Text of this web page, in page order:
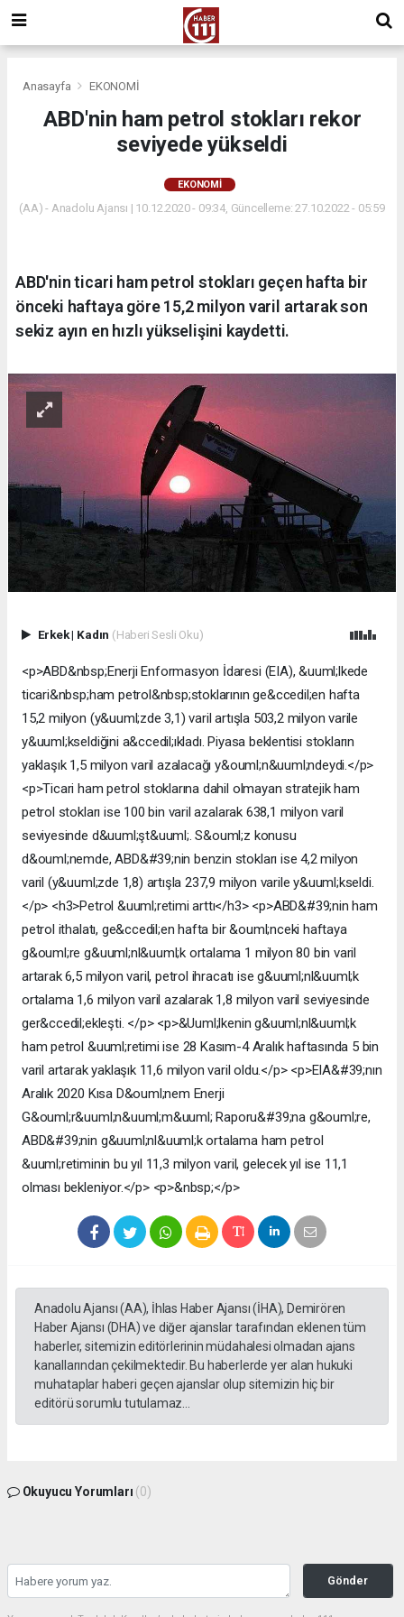
Anasayfa EKONOMİ
ABD'nin ham petrol stokları rekor
seviyede yükseldi
EKONOMİ
(AA) - Anadolu Ajansı | 10.12.2020 - 09:34, Güncelleme: 27.10.2022 - 05:59
ABD'nin ticari ham petrol stokları geçen hafta bir
önceki haftaya göre 15,2 milyon varil artarak son
sekiz ayın en hızlı yükselişini kaydetti.
Erkek| Kadın (Haberi Sesli Oku)
<p>ABD&nbsp;Enerji Enformasyon İdaresi (EIA), &uuml;lkede
ticari&nbsp;ham petrol&nbsp;stoklarının ge&ccedil;en hafta
15,2 milyon (y&uuml;zde 3,1) varil artışla 503,2 milyon varile
y&uuml;kseldiğini a&ccedil;ıkladı. Piyasa beklentisi stokların
yaklaşık 1,5 milyon varil azalacağı y&ouml;n&uuml;ndeydi.</p>
<p>Ticari ham petrol stoklarına dahil olmayan stratejik ham
petrol stokları ise 100 bin varil azalarak 638,1 milyon varil
seviyesinde d&uuml;şt&uuml;. S&ouml;z konusu
d&ouml;nemde, ABD&#39;nin benzin stokları ise 4,2 milyon
varil (y&uuml;zde 1,8) artışla 237,9 milyon varile y&uuml;kseldi.
</p> <h3>Petrol &uuml;retimi arttı</h3> <p>ABD&#39;nin ham
petrol ithalatı, ge&ccedil;en hafta bir &ouml;nceki haftaya
g&ouml;re g&uuml;nl&uuml;k ortalama 1 milyon 80 bin varil
artarak 6,5 milyon varil, petrol ihracatı ise g&uuml;nl&uuml;k
ortalama 1,6 milyon varil azalarak 1,8 milyon varil seviyesinde
ger&ccedil;ekleşti. ​​​​​​​</p> <p>&Uuml;lkenin g&uuml;nl&uuml;k
ham petrol &uuml;retimi ise 28 Kasım-4 Aralık haftasında 5 bin
varil artarak yaklaşık 11,6 milyon varil oldu.</p> <p>EIA&#39;nın
Aralık 2020 Kısa D&ouml;nem Enerji
G&ouml;r&uuml;n&uuml;m&uuml; Raporu&#39;na g&ouml;re,
ABD&#39;nin g&uuml;nl&uuml;k ortalama ham petrol
&uuml;retiminin bu yıl 11,3 milyon varil, gelecek yıl ise 11,1
olması bekleniyor.</p> <p>&nbsp;</p>
Anadolu Ajansı (AA), İhlas Haber Ajansı (İHA), Demirören
Haber Ajansı (DHA) ve diğer ajanslar tarafından eklenen tüm
haberler, sitemizin editörlerinin müdahalesi olmadan ajans
kanallarından çekilmektedir. Bu haberlerde yer alan hukuki
muhataplar haberi geçen ajanslar olup sitemizin hiç bir
editörü sorumlu tutulamaz...
Okuyucu Yorumları (0)
Gönder